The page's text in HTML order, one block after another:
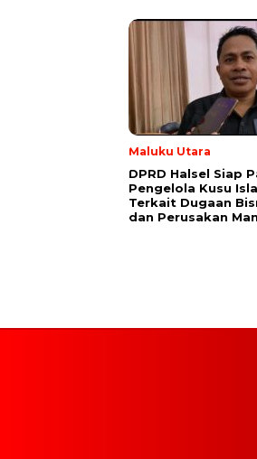
Maluku Utara
DPRD Halsel Siap
Pengelola Kusu
Terkait Dugaan
dan Perusakan